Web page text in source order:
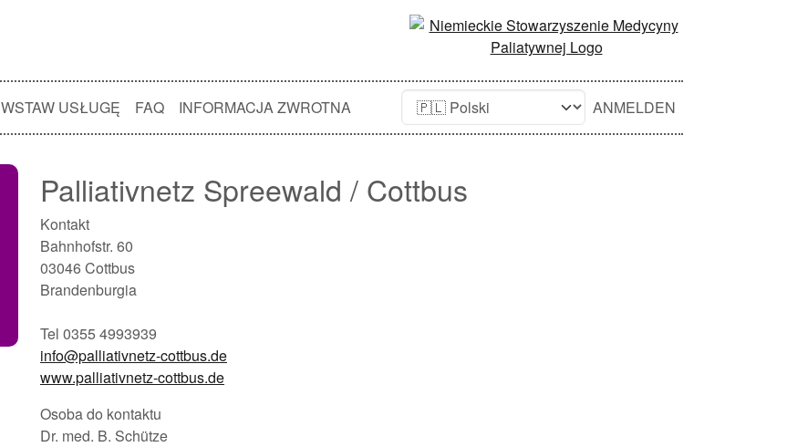
WSTAW USŁUGĘ FAQ INFORMACJA ZWROTNA ANMELDEN
Palliativnetz Spreewald / Cottbus
Kontakt
Bahnhofstr. 60
03046 Cottbus
Brandenburgia
Tel 0355 4993939
info@palliativnetz-cottbus.de
www.palliativnetz-cottbus.de
Osoba do kontaktu
Dr. med. B. Schütze